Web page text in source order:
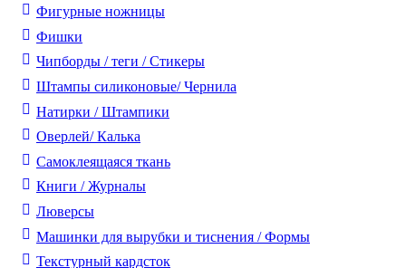
Фигурные ножницы
Фишки
Чипборды / теги / Стикеры
Штампы силиконовые/ Чернила
Натирки / Штампики
Оверлей/ Калька
Самоклеящаяся ткань
Книги / Журналы
Люверсы
Машинки для вырубки и тиснения / Формы
Текстурный кардсток